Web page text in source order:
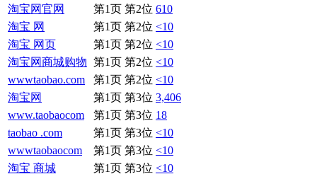
淘宝网官网
第1页 第2位 610
淘宝 网
第1页 第2位 <10
淘宝 网页
第1页 第2位 <10
淘宝网商城购物 第1页 第2位 <10
wwwtaobao.com
第1页 第2位 <10
淘宝网
第1页 第3位 3,406
www.taobaocom
第1页 第3位 18
taobao .com
第1页 第3位 <10
wwwtaobaocom
第1页 第3位 <10
淘宝 商城
第1页 第3位 <10